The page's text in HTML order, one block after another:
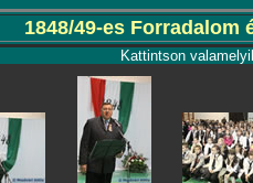
1848/49-es Forradalom
Kattintson